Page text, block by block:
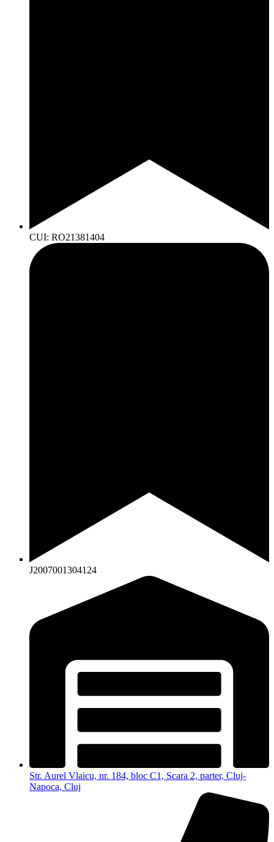
CUI: RO21381404
J2007001304124
Str. Aurel Vlaicu, nr. 184, bloc C1, Scara 2, parter, Cluj-
Napoca, Cluj